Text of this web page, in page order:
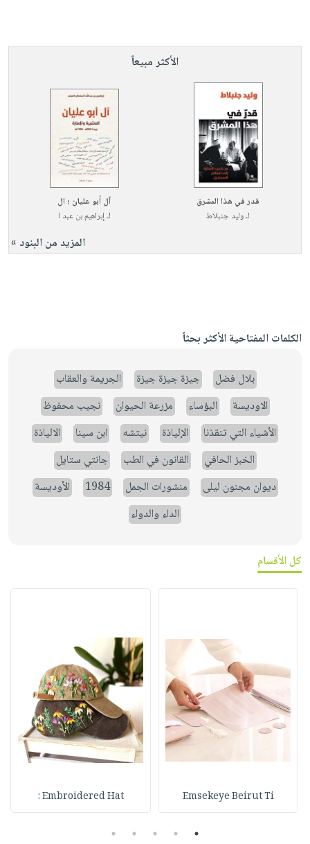
الأكثر مبيعاً
قدر في هذا المشرق
لـوليد جنبلاط
آل أبو عليان ؛ ال
لـإبراهيم بن عبد ا
المزيد من البنود »
الكلمات المفتاحية الأكثر بحثاً
بلال فضل جيزة جيزة جيزة
الجريمة والعقاب
الاوديسة
البؤساء مزرعة الحيوان
نجيب محفوظ
الأشياء التي تنقذنا
الإلياذة نيتشه ابن سينا
الالياذة
الخبز الحافي
القانون في الطب
جانتي ستايل
ديوان مجنون ليلى
منشورات الجمل 1984
الأوديسة
الداء والدواء
كل الأقسام
Emsekeye Beirut Ti
Embroidered Hat :
1
2
3
4
5